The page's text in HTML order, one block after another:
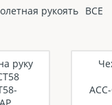
рукоять ВСЕ
руку